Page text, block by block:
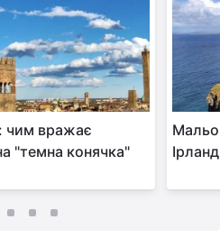
чим вражає
"темна конячка"